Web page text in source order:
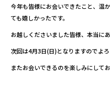
今年も皆様にお会いできたこと、温
ても嬉しかったです。
お越しくださいました皆様、本当
次回は4月3日(日)となりますのでよ
またお会いできるのを楽しみにして